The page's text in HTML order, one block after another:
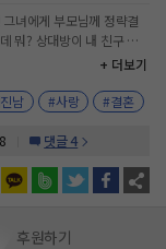
님 후원10코인 획득
님 후원10코인 획득
레어뽑기권 1개 획득
레어뽑기권 1개 획득
녀에게 부모님께 정략결
뭐? 상대방이 내 친구 최
활을 해? 어떻게 친구에게
+ 더보기
남 #사랑 #결혼
댓글 4
후원하기